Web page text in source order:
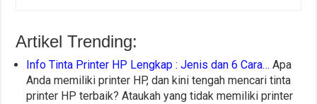
Artikel Trending:
Info Tinta Printer HP Lengkap : Jenis dan 6 Cara… Apa
Anda memiliki printer HP, dan kini tengah mencari tinta
printer HP terbaik? Ataukah yang tidak memiliki printer